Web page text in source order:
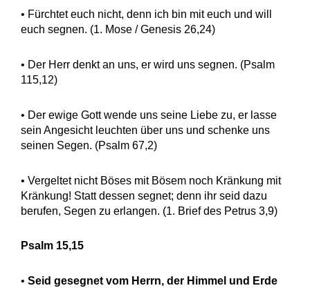
• Fürchtet euch nicht, denn ich bin mit euch und will
euch segnen. (1. Mose / Genesis 26,24)
• Der Herr denkt an uns, er wird uns segnen. (Psalm
115,12)
• Der ewige Gott wende uns seine Liebe zu, er lasse
sein Angesicht leuchten über uns und schenke uns
seinen Segen. (Psalm 67,2)
• Vergeltet nicht Böses mit Bösem noch Kränkung mit
Kränkung! Statt dessen segnet; denn ihr seid dazu
berufen, Segen zu erlangen. (1. Brief des Petrus 3,9)
Psalm 15,15
• Seid gesegnet vom Herrn, der Himmel und Erde